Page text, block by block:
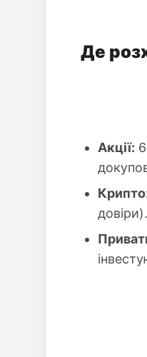
Де
Акції: